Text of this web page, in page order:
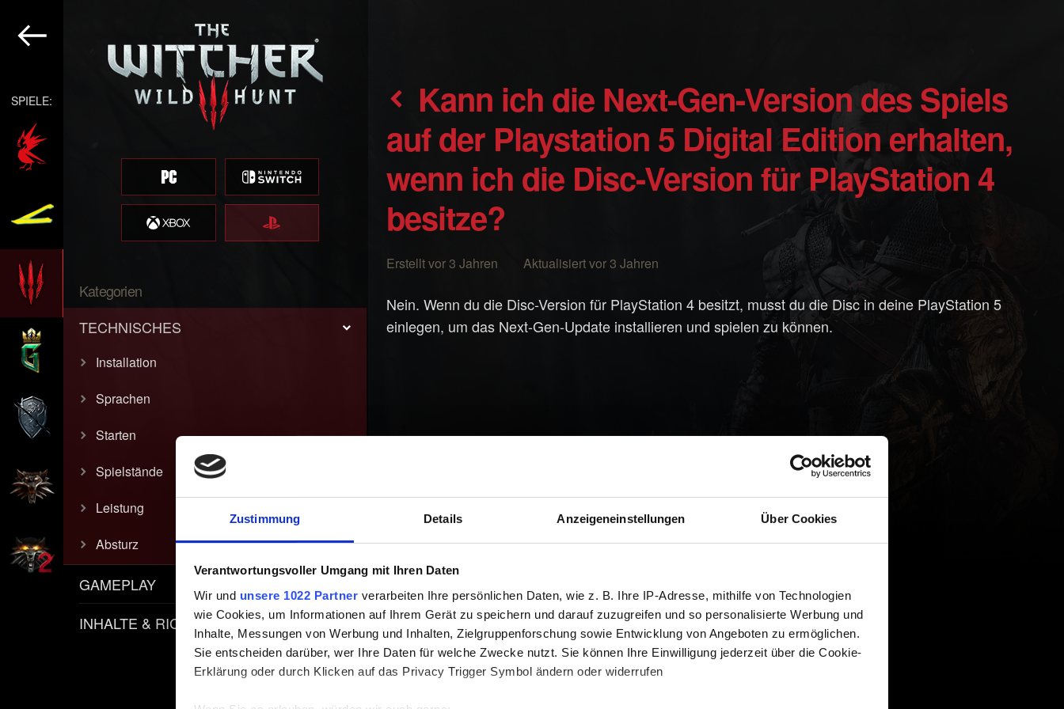
Zustimmung Details Anzeigeneinstellungen Über Cookies
Verantwortungsvoller Umgang mit Ihren Daten
Wir und unsere 1022 Partner verarbeiten Ihre persönlichen Daten, wie z. B. Ihre IP-Adresse, mithilfe von Technologien
wie Cookies, um Informationen auf Ihrem Gerät zu speichern und darauf zuzugreifen und so personalisierte Werbung und
Inhalte, Messungen von Werbung und Inhalten, Zielgruppenforschung sowie Entwicklung von Angeboten zu ermöglichen.
Sie entscheiden darüber, wer Ihre Daten für welche Zwecke nutzt. Sie können Ihre Einwilligung jederzeit über die Cookie-
Erklärung oder durch Klicken auf das Privacy Trigger Symbol ändern oder widerrufen
SPIELE:
Kategorien
TECHNISCHES
Installation
Sprachen
Starten
Spielstände
Leistung
Absturz
GAMEPLAY
INHALTE & RICHTLINIEN
Kann ich die Next-Gen-Version des Spiels
auf der Playstation 5 Digital Edition erhalten,
wenn ich die Disc-Version für PlayStation 4
besitze?
Erstellt vor 3 Jahren Aktualisiert vor 3 Jahren
Nein. Wenn du die Disc-Version für PlayStation 4 besitzt, musst du die Disc in deine PlayStation 5
einlegen, um das Next-Gen-Update installieren und spielen zu können.